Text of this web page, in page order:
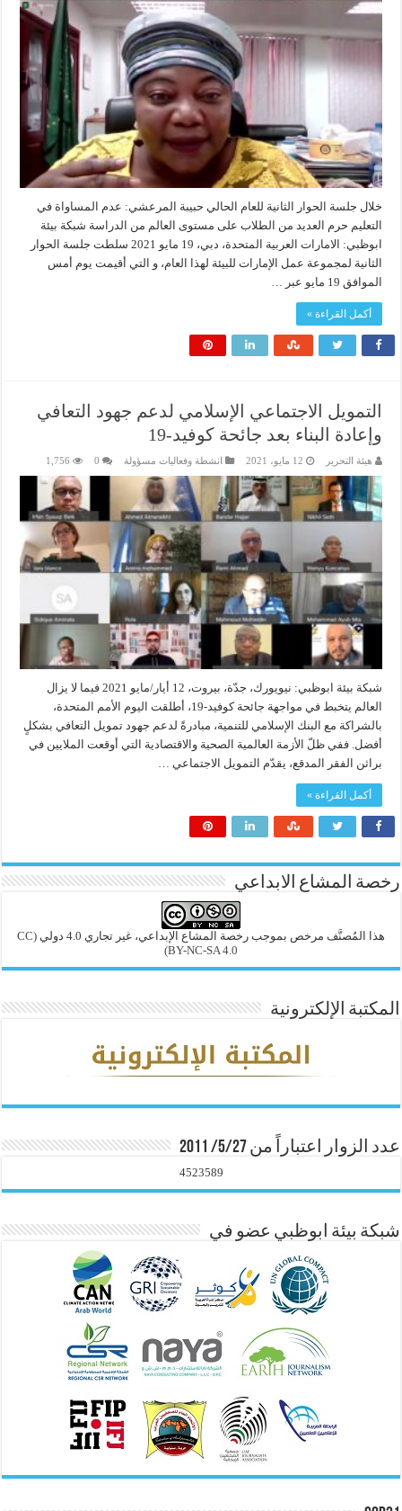
خلال جلسة الحوار الثانية للعام الحالي حبيبة المرعشي: عدم المساواة في
التعليم حرم العديد من الطلاب على مستوى العالم من الدراسة شبكة بيئة
ابوظبي: الامارات العربية المتحدة، دبي، 19 مايو 2021 سلطت جلسة الحوار
الثانية لمجموعة عمل الإمارات للبيئة لهذا العام، و التي أقيمت يوم أمس
الموافق 19 مايو عبر …
أكمل القراءة »
التمويل الاجتماعي الإسلامي لدعم جهود التعافي
وإعادة البناء بعد جائحة كوفيد-19
هيئة التحرير 12 مايو، 2021 انشطة وفعاليات مسؤولة 0
1,756
شبكة بيئة ابوظبي: نيويورك، جدّة، بيروت، 12 أيار/مايو 2021 فيما لا يزال
العالم يتخبط في مواجهة جائحة كوفيد-19، أطلقت اليوم الأمم المتحدة،
بالشراكة مع البنك الإسلامي للتنمية، مبادرةً لدعم جهود تمويل التعافي بشكلٍ
أفضل. ففي ظلّ الأزمة العالمية الصحية والاقتصادية التي أوقعت الملايين في
براثن الفقر المدقع، يقدّم التمويل الاجتماعي …
أكمل القراءة »
رخصة المشاع الابداعي
هذا المُصنَّف مرخص بموجب رخصة المشاع الإبداعي، غير تجاري 4.0 دولي
(CC
BY-NC-SA 4.0)
المكتبة الإلكترونية
عدد الزوار اعتباراً من 5/27/ 2011
4523589
شبكة بيئة ابوظبي عضو في